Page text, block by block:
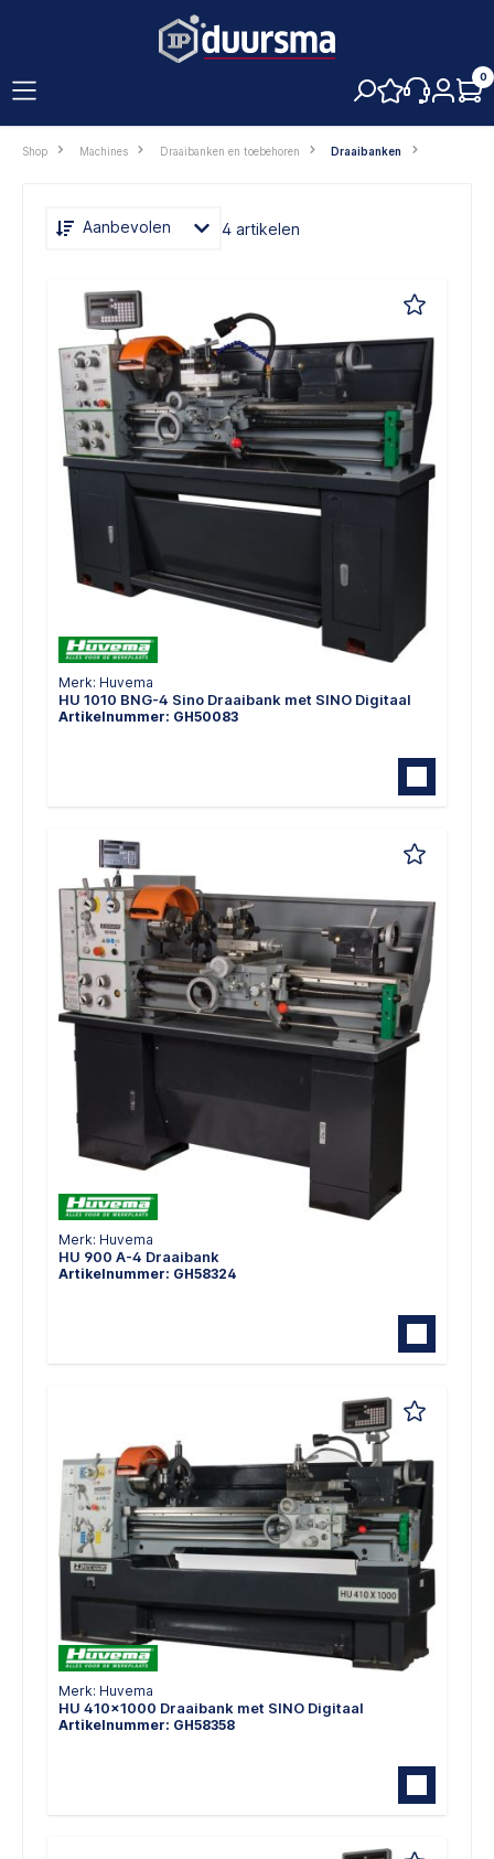
0
Shop Machines Draaibanken en toebehoren Draaibanken
Aanbevolen 4 artikelen
Merk: Huvema
HU 1010 BNG-4 Sino Draaibank met SINO Digitaal
Artikelnummer: GH50083
Merk: Huvema
HU 900 A-4 Draaibank
Artikelnummer: GH58324
Merk: Huvema
HU 410x1000 Draaibank met SINO Digitaal
Artikelnummer: GH58358